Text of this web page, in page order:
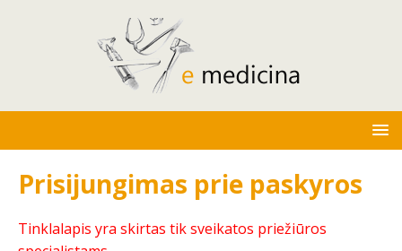
Prisijungimas prie paskyros
Tinklalapis yra skirtas tik sveikatos priežiūros